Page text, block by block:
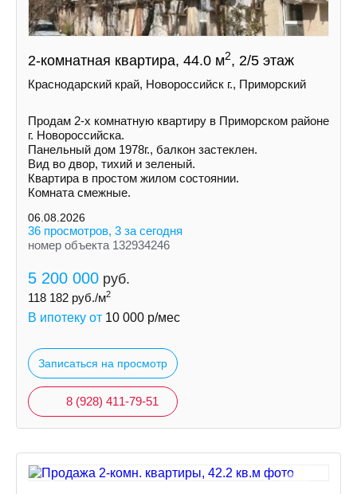
2-комнатная квартира, 44.0 м2, 2/5 этаж
Краснодарский край, Новороссийск г., Приморский
Продам 2-х комнатную квартиру в Приморском районе
г. Новороссийска.
Панельный дом 1978г., балкон застеклен.
Вид во двор, тихий и зеленый.
Квартира в простом жилом состоянии.
Комната смежные.
06.08.2026
36 просмотров, 3 за сегодня
номер объекта 132934246
5 200 000 руб.
118 182 руб./м2
В ипотеку от 10 000 р/мес
Записаться на просмотр
8 (928) 411-79-51